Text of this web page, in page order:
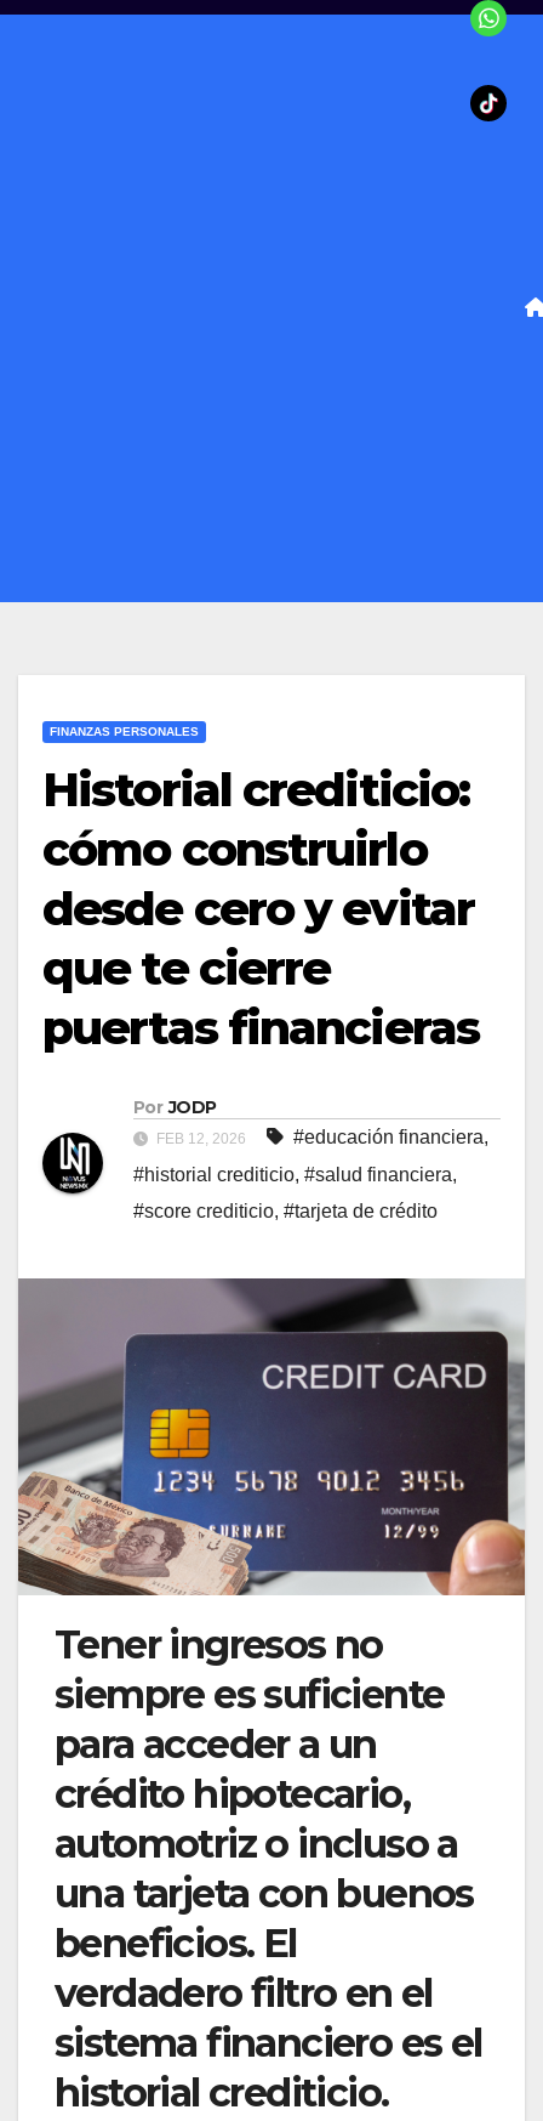
FINANZAS PERSONALES
Historial crediticio:
cómo construirlo
desde cero y evitar
que te cierre
puertas financieras
Por JODP
FEB 12, 2026 #educación financiera,
#historial crediticio, #salud financiera,
#score crediticio, #tarjeta de crédito
Tener ingresos no
siempre es suficiente
para acceder a un
crédito hipotecario,
automotriz o incluso a
una tarjeta con buenos
beneficios. El
verdadero filtro en el
sistema financiero es el
historial crediticio.